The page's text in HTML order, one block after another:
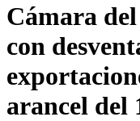
Cámara
con
arancel del